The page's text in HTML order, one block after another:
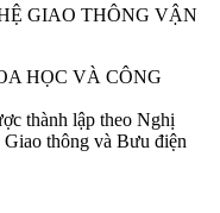
HỌC VÀ CÔNG
thành lập theo Nghị
thông và Bưu điện